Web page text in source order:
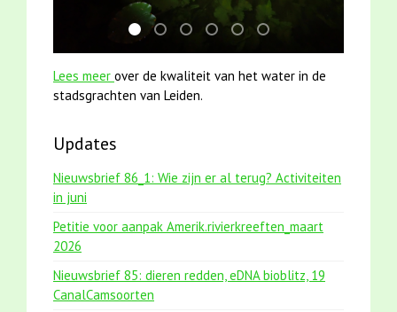
jun2021 zaklv 5 snoekje MOOI
mei2021 watervogelmethode fuut met
mei2021 1 snoekje elly
smoelenboek fifi en karper
jun2021 28 brasem en
karper met
Lees meer over de kwaliteit van het water in de
stadsgrachten van Leiden.
Updates
Nieuwsbrief 86_1: Wie zijn er al terug? Activiteiten
in juni
Petitie voor aanpak Amerik.rivierkreeften_maart
2026
Nieuwsbrief 85: dieren redden, eDNA bioblitz, 19
CanalCamsoorten